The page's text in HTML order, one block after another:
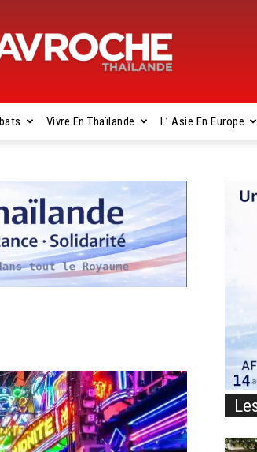
Gavroche
Thaïlande
Vivre En Thaïlande L’ Asie En Europe